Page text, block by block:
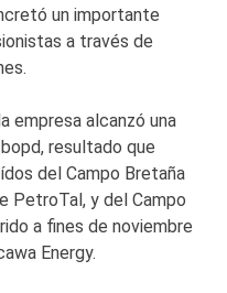
un importante
a través de
empresa alcanzó una
resultado que
del Campo Bretaña
PetroTal, y del Campo
a fines de noviembre
Energy.